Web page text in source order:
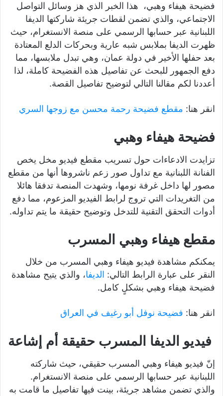
فضيحة هيفاء وهبي، هذا الخبر الذي هز وسائل التواصل
الاجتماعي، والذي تضمن لقطات جريئة شاركتها الديفا
اللبنانية عبر حسابها الرسمي على منصة الانستغرام، حيث
ظهرت الديفا بملابس شبه عارية وبحركات الدلع المعتادة
بعد حفلها الأخير في دولة عمان، وهي تبدل ملابسها، مما
دفع الجمهور للبحث عن تفاصيل هذه الفضيحة كاملة، لذا
أعددنا لكم مقالنا التالي لتوضيح تفاصيل القصة.
انقر هنا: مقطع فضيحة رحمة محسن مع زوجها السري
فضيحة هيفاء وهبي
تزايدت الادعاءات حول تسريب مقطع فيديو مخل يخص
الفنانة اللبنانية مع تداول صور زعم ناشروها أنها من مقطع
مصور لها داخل غرفة نومها، وشهدت المنصة تدفقا هائلا
من التغريدات التي تروج لرابط الفيديو المزعوم، مما دفع
أدوات التحقق التقنية للتدخل وتوضيح حقيقة ما يتم تداوله.
مقطع هيفاء وهبي المسرب
يمكنكم مشاهدة فيديو هيفاء وهبي المسرب من خلال
النقر على عبارة الرابط التالي: الديفا، والذي يتيح مشاهدة
فضيحة هيفاء وهبي بشكلٍ كامل.
انقر هنا: فضيحة نوفل أبو رغيف في العراق
فيديو الديفا المسرب حقيقة أم إشاعة
إنّ فيديو هيفاء وهبي المسرب حقيقي، حيث شاركته
اللبنانية عبر حسابها الرسمي على منصة الانستغرام.
والذي تضمن مشاهد جريئة، بينت فيها تفاصيل ما قامت به